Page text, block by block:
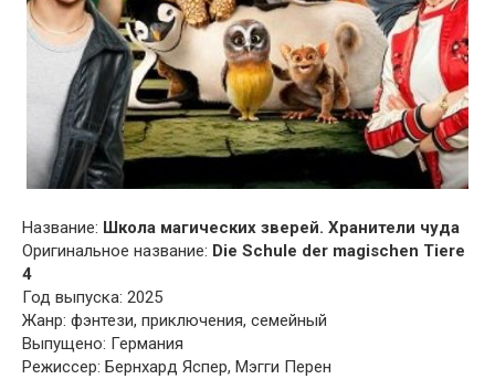
Название: Школа магических зверей. Хранители чуда
Оригинальное название: Die Schule der magischen Tiere
4
Год выпуска: 2025
Жанр: фэнтези, приключения, семейный
Выпущено: Германия
Режиссер: Бернхард Яспер, Мэгги Перен